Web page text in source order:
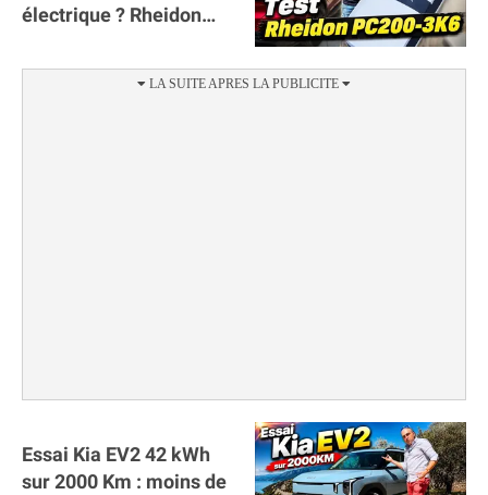
électrique ? Rheidon
(collaboration)
Essai Kia EV2 42 kWh
sur 2000 Km : moins de